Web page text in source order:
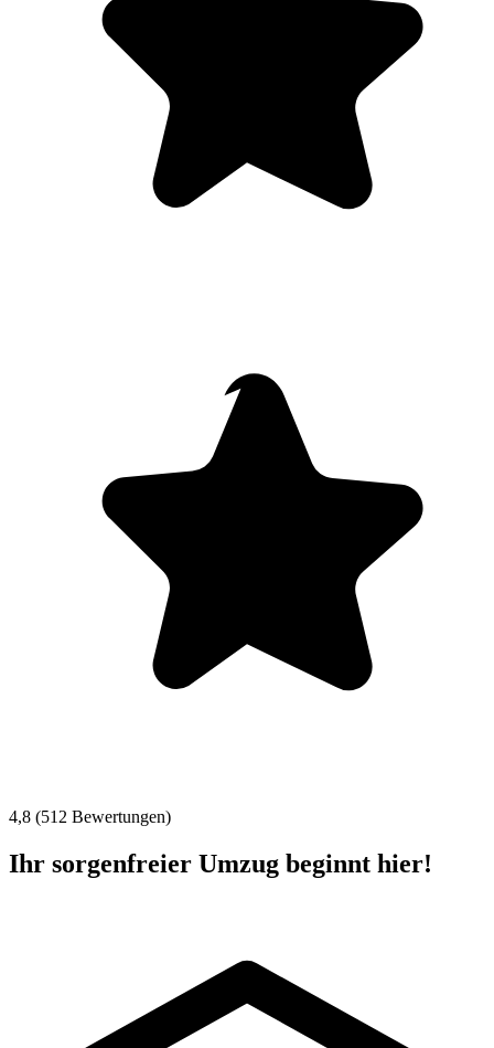
4,8 (512 Bewertungen)
Ihr sorgenfreier Umzug beginnt hier!